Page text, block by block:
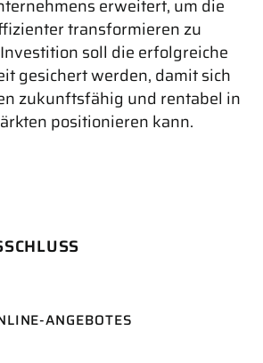
erweitert, um die
transformieren zu
soll die erfolgreiche
gesichert werden, damit sich
zukunftsfähig und rentabel in
positionieren kann.
ANGEBOTES